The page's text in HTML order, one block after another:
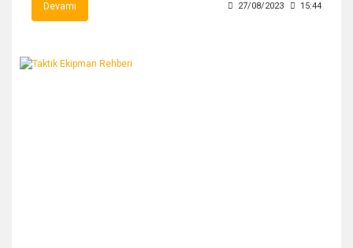
Devamı 27/08/2023 15:44